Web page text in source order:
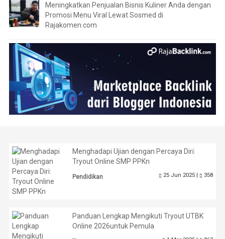
Meningkatkan Penjualan Bisnis Kuliner Anda dengan
Promosi Menu Viral Lewat Sosmed di
Rajakomen.com
Menghadapi Ujian dengan Percaya Diri:
Tryout Online SMP PPKn
Pendidikan 25 Jun 2025 | 358
Panduan Lengkap Mengikuti Tryout UTBK
Online 2026untuk Pemula